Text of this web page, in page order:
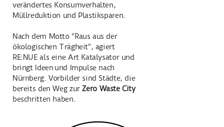
verändertes Konsumverhalten,
Müllreduktion und Plastiksparen.
Nach dem Motto "Raus aus der
ökologischen Trägheit", agiert
RE:NUE als eine Art Katalysator und
bringt Ideen und Impulse nach
Nürnberg. Vorbilder sind Städte, die
bereits den Weg zurZero Waste City
beschritten haben.